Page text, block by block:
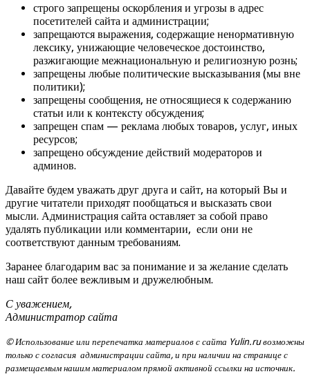
строго запрещены оскорбления и угрозы в адрес
посетителей сайта и администрации;
запрещаются выражения, содержащие ненормативную
лексику, унижающие человеческое достоинство,
разжигающие межнациональную и религиозную рознь;
запрещены любые политические высказывания (мы вне
политики);
запрещены сообщения, не относящиеся к содержанию
статьи или к контексту обсуждения;
запрещен спам — реклама любых товаров, услуг, иных
ресурсов;
запрещено обсуждение действий модераторов и
админов.
Давайте будем уважать друг друга и сайт, на который Вы и
другие читатели приходят пообщаться и высказать свои
мысли. Администрация сайта оставляет за собой право
удалять публикации или комментарии, если они не
соответствуют данным требованиям.
Заранее благодарим вас за понимание и за желание сделать
наш сайт более вежливым и дружелюбным.
С уважением,
Администратор сайта
© Использование или перепечатка материалов с сайта Yulin.ru возможны
только с согласия администрации сайта, и при наличии на странице с
размещаемым нашим материалом прямой активной ссылки на источник.